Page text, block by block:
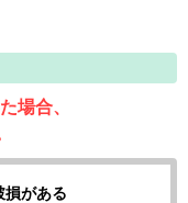
場合、
損がある